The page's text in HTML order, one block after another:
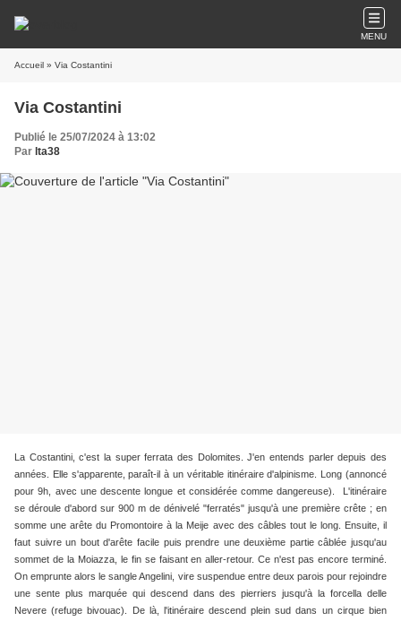
MENU
Accueil » Via Costantini
Via Costantini
Publié le 25/07/2024 à 13:02
Par lta38
La Costantini, c'est la super ferrata des Dolomites. J'en entends parler depuis des
années. Elle s'apparente, paraît-il à un véritable itinéraire d'alpinisme. Long (annoncé
pour 9h, avec une descente longue et considérée comme dangereuse). L'itinéraire
se déroule d'abord sur 900 m de dénivelé "ferratés" jusqu'à une première crête ; en
somme une arête du Promontoire à la Meije avec des câbles tout le long. Ensuite, il
faut suivre un bout d'arête facile puis prendre une deuxième partie câblée jusqu'au
sommet de la Moiazza, le fin se faisant en aller-retour. Ce n'est pas encore terminé.
On emprunte alors le sangle Angelini, vire suspendue entre deux parois pour rejoindre
une sente plus marquée qui descend dans des pierriers jusqu'à la forcella delle
Nevere (refuge bivouac). De là, l'itinéraire descend plein sud dans un cirque bien